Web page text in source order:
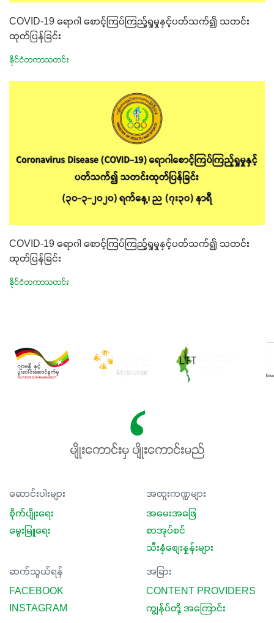
COVID-19 ရောဂါ စောင့်ကြပ်ကြည့်ရှုမှုနှင့်ပတ်သက်၍ သတင်း
ထုတ်ပြန်ခြင်း
နိုင်ငံတကာသတင်း
COVID-19 ရောဂါ စောင့်ကြပ်ကြည့်ရှုမှုနှင့်ပတ်သက်၍ သတင်း
ထုတ်ပြန်ခြင်း
နိုင်ငံတကာသတင်း
မျိုးကောင်းမှ ပျိုးကောင်းမည်
ဆောင်းပါးများ
စိုက်ပျိုးရေး
မွေးမြူရေး
အထူးကဏ္ဍများ
အမေးအဖြေ
စာအုပ်စင်
သီးနှံစျေးနှုန်းများ
ဆက်သွယ်ရန်
FACEBOOK
INSTAGRAM
အခြား
CONTENT PROVIDERS
ကျွန်ုပ်တို့ အကြောင်း